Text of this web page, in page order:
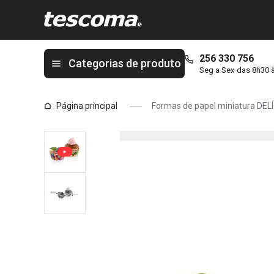
Categorias de produto 256 330 756
Seg a Sex das 8h30
Página principal Formas de papel miniatura